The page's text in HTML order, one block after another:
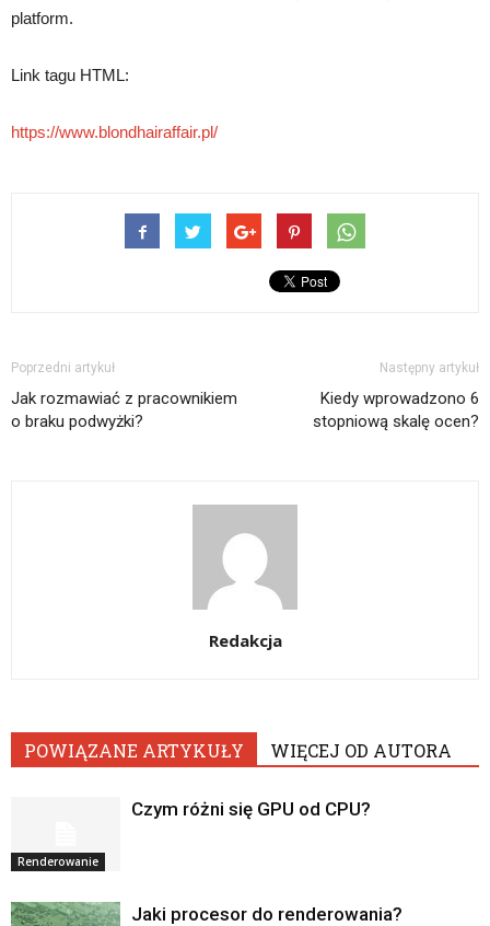
platform.
Link tagu HTML:
https://www.blondhairaffair.pl/
Poprzedni artykuł
Jak rozmawiać z pracownikiem
o braku podwyżki?
Następny artykuł
Kiedy wprowadzono 6
stopniową skalę ocen?
Redakcja
POWIĄZANE ARTYKUŁY WIĘCEJ OD AUTORA
Renderowanie
Czym różni się GPU od CPU?
Jaki procesor do renderowania?